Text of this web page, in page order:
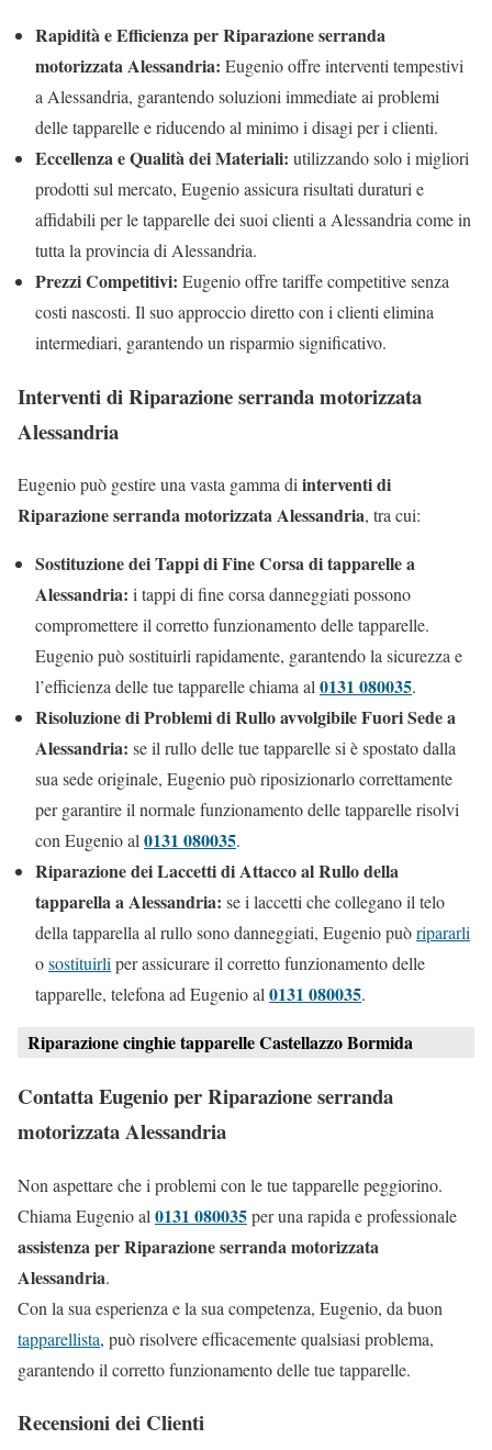
Rapidità e Efficienza per Riparazione serranda
motorizzata Alessandria: Eugenio offre interventi tempestivi
a Alessandria, garantendo soluzioni immediate ai problemi
delle tapparelle e riducendo al minimo i disagi per i clienti.
Eccellenza e Qualità dei Materiali: utilizzando solo i migliori
prodotti sul mercato, Eugenio assicura risultati duraturi e
affidabili per le tapparelle dei suoi clienti a Alessandria come in
tutta la provincia di Alessandria.
Prezzi Competitivi: Eugenio offre tariffe competitive senza
costi nascosti. Il suo approccio diretto con i clienti elimina
intermediari, garantendo un risparmio significativo.
Interventi di Riparazione serranda motorizzata
Alessandria
Eugenio può gestire una vasta gamma diinterventi di
Riparazione serranda motorizzata Alessandria, tra cui:
Sostituzione dei Tappi di Fine Corsa di tapparelle a
Alessandria: i tappi di fine corsa danneggiati possono
compromettere il corretto funzionamento delle tapparelle.
Eugenio può sostituirli rapidamente, garantendo la sicurezza e
l’efficienza delle tue tapparelle chiama al0131 080035.
Risoluzione di Problemi di Rullo avvolgibile Fuori Sede a
Alessandria: se il rullo delle tue tapparelle si è spostato dalla
sua sede originale, Eugenio può riposizionarlo correttamente
per garantire il normale funzionamento delle tapparelle risolvi
con Eugenio al0131 080035.
Riparazione dei Laccetti di Attacco al Rullo della
tapparella a Alessandria: se i laccetti che collegano il telo
della tapparella al rullo sono danneggiati, Eugenio puòripararli
osostituirliper assicurare il corretto funzionamento delle
tapparelle, telefona ad Eugenio al0131 080035.
Riparazione cinghie tapparelle Castellazzo Bormida
Contatta Eugenio per Riparazione serranda
motorizzata Alessandria
Non aspettare che i problemi con le tue tapparelle peggiorino.
Chiama Eugenio al 0131 080035per una rapida e professionale
assistenza per Riparazione serranda motorizzata
Alessandria.
Con la sua esperienza e la sua competenza, Eugenio, da buon
tapparellista, può risolvere efficacemente qualsiasi problema,
garantendo il corretto funzionamento delle tue tapparelle.
Recensioni dei Clienti